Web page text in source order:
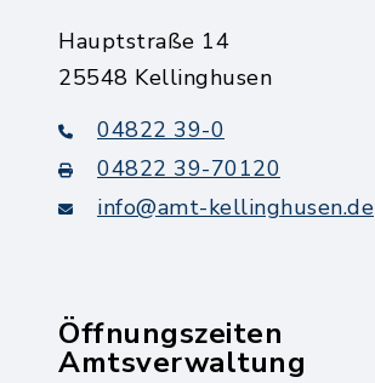
Hauptstraße 14
25548 Kellinghusen
04822 39-0
04822 39-70120
info@amt-kellinghusen.de
Öffnungszeiten
Amtsverwaltung